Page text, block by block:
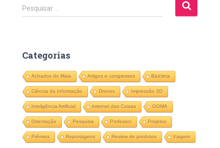
P
e
i
a
r
p
o
r
Pesquisar …
Categorias
Achados do Maia Artigos e congressos Bicicleta
Ciência da Informação Drones Impressão 3D
Inteligência Artificial Internet das Coisas OGMA
Orientação Pesquisa Professor Projetos
Prêmios Reportagens Review de produtos Viagem